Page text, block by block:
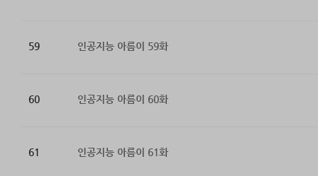
59 인공지능 아름이 59화
60 인공지능 아름이 60화
61 인공지능 아름이 61화